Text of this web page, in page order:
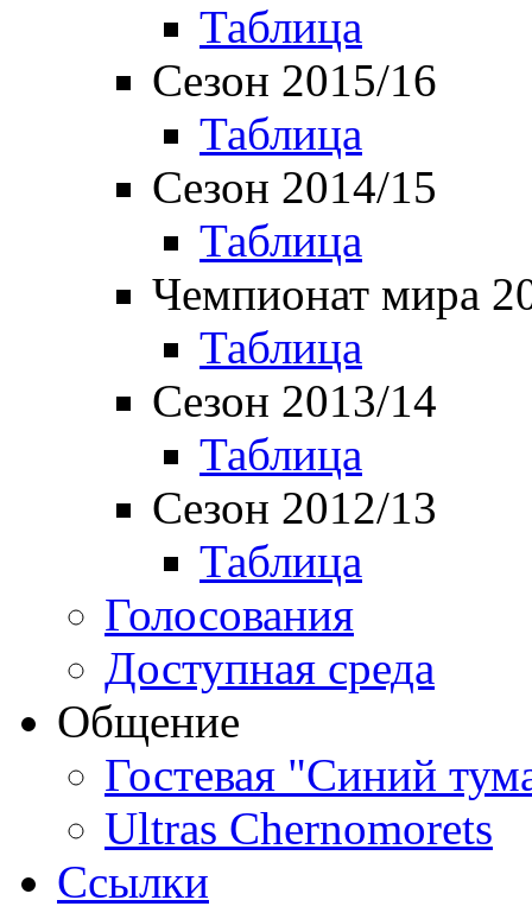
Таблица
Сезон 2015/16
Таблица
Сезон 2014/15
Таблица
Чемпионат мира
Таблица
Сезон 2013/14
Таблица
Сезон 2012/13
Таблица
Голосования
Доступная среда
Общение
Гостевая "Синий
Ultras Chernomorets
Ссылки